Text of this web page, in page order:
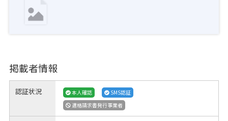
掲載者情報
認証状況 本人確認
SMS認証
適格請求書発行事業者